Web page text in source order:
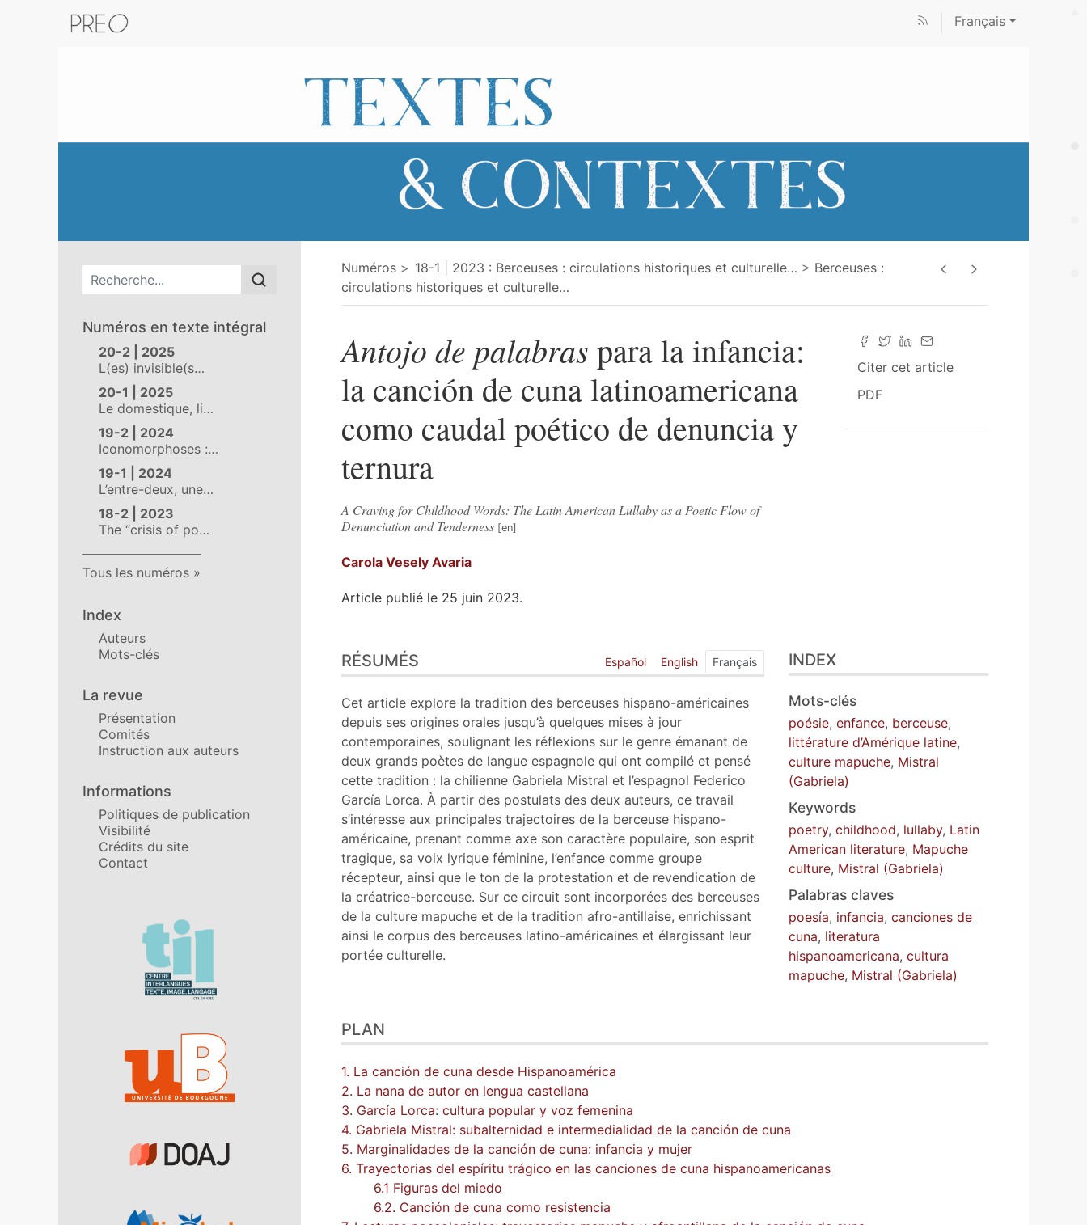
Français
Menu principal
Numéros en texte intégral
20-2 | 2025
L(es) invisible(s…
20-1 | 2025
Le domestique, li…
19-2 | 2024
Iconomorphoses :…
19-1 | 2024
L’entre-deux, une…
18-2 | 2023
The “crisis of po…
Tous les numéros
Index
Auteurs
Mots-clés
La revue
Présentation
Comités
Instruction aux auteurs
Informations
Politiques de publication
Visibilité
Crédits du site
Contact
Affiliations/partenaires
Numéros 18-1 | 2023 : Berceuses : circulations historiques et culturelle…
Berceuses :
circulations historiques et culturelle…
Citer cet article
PDF
Antojo de palabras para la infancia:
la canción de cuna latinoamericana
como caudal poético de denuncia y
ternura
A Craving for Childhood Words: The Latin American Lullaby as a Poetic Flow of
Denunciation and Tenderness
Carola Vesely Avaria
Article publié le 25 juin 2023.
Index
Plan
Texte
Bibliographie
Notes
Citer cet article
Auteur
RÉSUMÉS Español English Français
Cet article explore la tradition des berceuses hispano-américaines
depuis ses origines orales jusqu’à quelques mises à jour
contemporaines, soulignant les réflexions sur le genre émanant de
deux grands poètes de langue espagnole qui ont compilé et pensé
cette tradition : la chilienne Gabriela Mistral et l’espagnol Federico
García Lorca. À partir des postulats des deux auteurs, ce travail
s’intéresse aux principales trajectoires de la berceuse hispano-
américaine, prenant comme axe son caractère populaire, son esprit
tragique, sa voix lyrique féminine, l’enfance comme groupe
récepteur, ainsi que le ton de la protestation et de revendication de
la créatrice-berceuse. Sur ce circuit sont incorporées des berceuses
de la culture mapuche et de la tradition afro-antillaise, enrichissant
ainsi le corpus des berceuses latino-américaines et élargissant leur
portée culturelle.
INDEX
Mots-clés
poésie,enfance, berceuse,
littérature d’Amérique latine,
culture mapuche, Mistral
(Gabriela)
Keywords
poetry,childhood, lullaby, Latin
American literature, Mapuche
culture, Mistral (Gabriela)
Palabras claves
poesía, infancia,canciones de
cuna, literatura
hispanoamericana,cultura
mapuche, Mistral (Gabriela)
PLAN
1. La canción de cuna desde Hispanoamérica
2. La nana de autor en lengua castellana
3. García Lorca: cultura popular y voz femenina
4. Gabriela Mistral: subalternidad e intermedialidad de la canción de cuna
5. Marginalidades de la canción de cuna: infancia y mujer
6. Trayectorias del espíritu trágico en las canciones de cuna hispanoamericanas
6.1 Figuras del miedo
6.2. Canción de cuna como resistencia